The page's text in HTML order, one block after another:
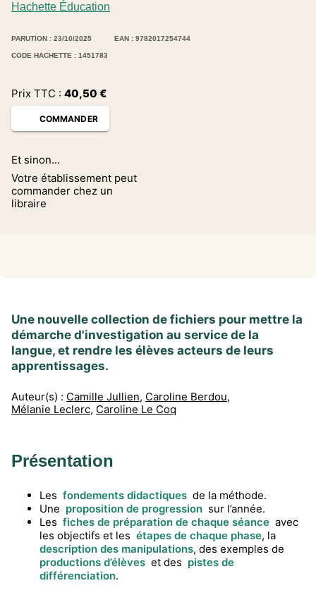
Hachette Éducation
PARUTION : 23/10/2025 EAN : 9782017254744
CODE HACHETTE : 1451783
Prix TTC : 40,50 €
COMMANDER
Et sinon...
Votre établissement peut
commander chez un
libraire
Une nouvelle collection de fichiers pour mettre la
démarche d'investigation au service de la
langue, et rendre les élèves acteurs de leurs
apprentissages.
Auteur(s) : Camille Jullien, Caroline Berdou,
Mélanie Leclerc, Caroline Le Coq
Présentation
Les fondements didactiques de la méthode.
Une proposition de progression sur l’année.
Les fiches de préparation de chaque séance avec
les objectifs et les étapes de chaque phase, la
description des manipulations, des exemples de
productions d’élèves et des pistes de
différenciation.